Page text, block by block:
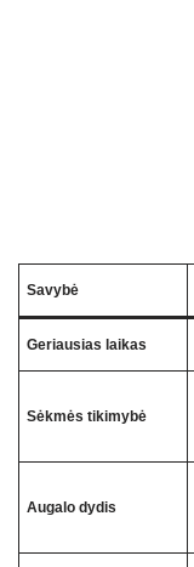
Savybė
Geriausias laikas
Sėkmės tikimybė
Augalo dydis